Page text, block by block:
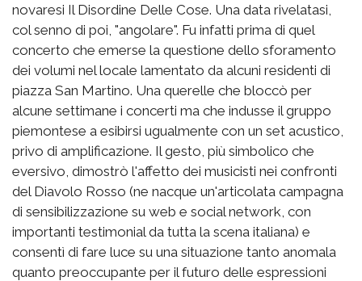
novaresi Il Disordine Delle Cose. Una data rivelatasi,
col senno di poi, "angolare". Fu infatti prima di quel
concerto che emerse la questione dello sforamento
dei volumi nel locale lamentato da alcuni residenti di
piazza San Martino. Una querelle che bloccò per
alcune settimane i concerti ma che indusse il gruppo
piemontese a esibirsi ugualmente con un set acustico,
privo di amplificazione. Il gesto, più simbolico che
eversivo, dimostrò l'affetto dei musicisti nei confronti
del Diavolo Rosso (ne nacque un'articolata campagna
di sensibilizzazione su web e social network, con
importanti testimonial da tutta la scena italiana) e
consentì di fare luce su una situazione tanto anomala
quanto preoccupante per il futuro delle espressioni